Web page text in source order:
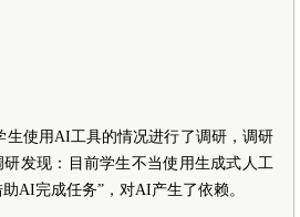
生使用AI工具的情况进行了调研，调研
发现：目前学生不当使用生成式人工
AI完成任务”，对AI产生了依赖。